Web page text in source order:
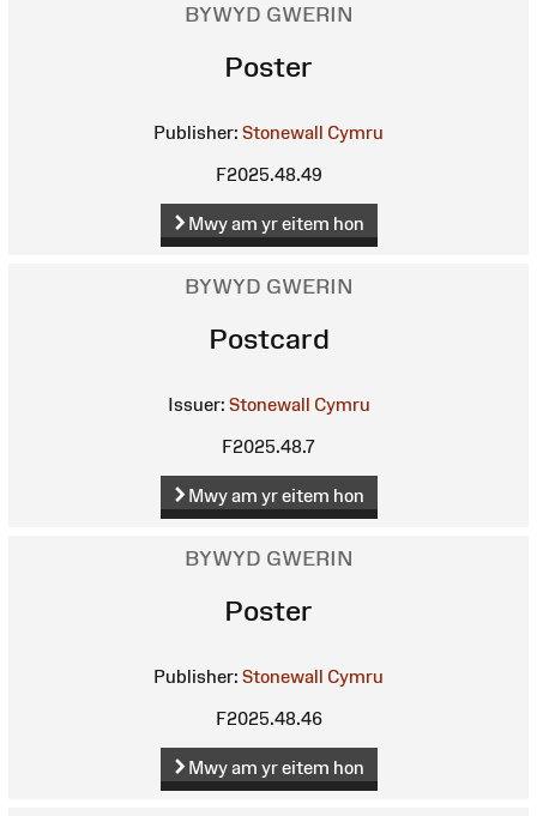
BYWYD GWERIN
Poster
Publisher: Stonewall Cymru
F2025.48.49
Mwy am yr eitem hon
BYWYD GWERIN
Postcard
Issuer: Stonewall Cymru
F2025.48.7
Mwy am yr eitem hon
BYWYD GWERIN
Poster
Publisher: Stonewall Cymru
F2025.48.46
Mwy am yr eitem hon